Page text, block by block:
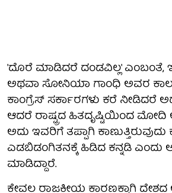
'ದೊರೆ ಮಾಡಿದರೆ ದಂಡವಿಲ್ಲ' ಎಂಬಂತೆ,
ಅಥವಾ ಸೋನಿಯಾ ಗಾಂಧಿ ಅವರ
ಕಾಂಗ್ರೆಸ್ ಸರ್ಕಾರಗಳು ಕರೆ ನೀಡಿದರೆ
ಆದರೆ ರಾಷ್ಟ್ರದ ಹಿತದೃಷ್ಟಿಯಿಂದ
ಅದು ಇವರಿಗೆ ತಪ್ಪಾಗಿ
ಎಡಬಿಡಂಗಿತನಕ್ಕೆ ಹಿಡಿದ ಕನ್ನಡಿ
ಮಾಡಿದ್ದಾರೆ.